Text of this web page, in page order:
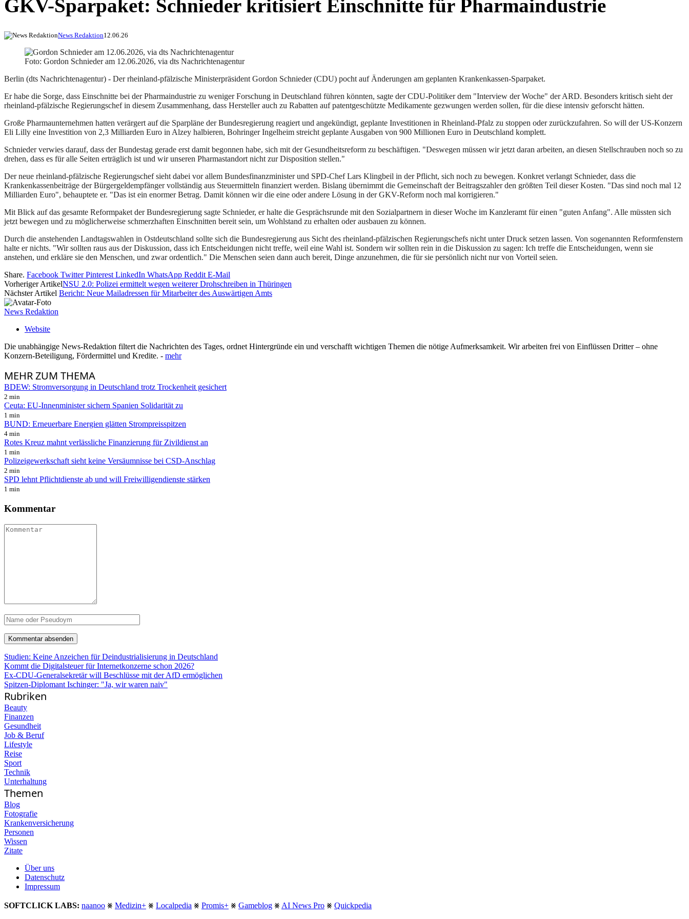
GKV-Sparpaket: Schnieder kritisiert Einschnitte für Pharmaindustrie
News Redaktion12.06.26
Foto: Gordon Schnieder am 12.06.2026, via dts Nachrichtenagentur
Berlin (dts Nachrichtenagentur) - Der rheinland-pfälzische Ministerpräsident Gordon Schnieder (CDU) pocht auf Änderungen am geplanten Krankenkassen-Sparpaket.
Er habe die Sorge, dass Einschnitte bei der Pharmaindustrie zu weniger Forschung in Deutschland führen könnten, sagte der CDU-Politiker dem "Interview der Woche" der ARD. Besonders kritisch sieht der
rheinland-pfälzische Regierungschef in diesem Zusammenhang, dass Hersteller auch zu Rabatten auf patentgeschützte Medikamente gezwungen werden sollen, für die diese intensiv geforscht hätten.
Große Pharmaunternehmen hatten verärgert auf die Sparpläne der Bundesregierung reagiert und angekündigt, geplante Investitionen in Rheinland-Pfalz zu stoppen oder zurückzufahren. So will der US-Konzern
Eli Lilly eine Investition von 2,3 Milliarden Euro in Alzey halbieren, Bohringer Ingelheim streicht geplante Ausgaben von 900 Millionen Euro in Deutschland komplett.
Schnieder verwies darauf, dass der Bundestag gerade erst damit begonnen habe, sich mit der Gesundheitsreform zu beschäftigen. "Deswegen müssen wir jetzt daran arbeiten, an diesen Stellschrauben noch so zu
drehen, dass es für alle Seiten erträglich ist und wir unseren Pharmastandort nicht zur Disposition stellen."
Der neue rheinland-pfälzische Regierungschef sieht dabei vor allem Bundesfinanzminister und SPD-Chef Lars Klingbeil in der Pflicht, sich noch zu bewegen. Konkret verlangt Schnieder, dass die
Krankenkassenbeiträge der Bürgergeldempfänger vollständig aus Steuermitteln finanziert werden. Bislang übernimmt die Gemeinschaft der Beitragszahler den größten Teil dieser Kosten. "Das sind noch mal 12
Milliarden Euro", behauptete er. "Das ist ein enormer Betrag. Damit können wir die eine oder andere Lösung in der GKV-Reform noch mal korrigieren."
Mit Blick auf das gesamte Reformpaket der Bundesregierung sagte Schnieder, er halte die Gesprächsrunde mit den Sozialpartnern in dieser Woche im Kanzleramt für einen "guten Anfang". Alle müssten sich
jetzt bewegen und zu möglicherweise schmerzhaften Einschnitten bereit sein, um Wohlstand zu erhalten oder ausbauen zu können.
Durch die anstehenden Landtagswahlen in Ostdeutschland sollte sich die Bundesregierung aus Sicht des rheinland-pfälzischen Regierungschefs nicht unter Druck setzen lassen. Von sogenannten Reformfenstern
halte er nichts. "Wir sollten raus aus der Diskussion, dass ich Entscheidungen nicht treffe, weil eine Wahl ist. Sondern wir sollten rein in die Diskussion zu sagen: Ich treffe die Entscheidungen, wenn sie
anstehen, und erkläre sie den Menschen, und zwar ordentlich." Die Menschen seien dann auch bereit, Dinge anzunehmen, die für sie persönlich nicht nur von Vorteil seien.
Share. Facebook Twitter Pinterest LinkedIn WhatsApp Reddit E-Mail
Vorheriger ArtikelNSU 2.0: Polizei ermittelt wegen weiterer Drohschreiben in Thüringen
Nächster Artikel Bericht: Neue Mailadressen für Mitarbeiter des Auswärtigen Amts
News Redaktion
Website
Die unabhängige News-Redaktion filtert die Nachrichten des Tages, ordnet Hintergründe ein und verschafft wichtigen Themen die nötige Aufmerksamkeit. Wir arbeiten frei von Einflüssen Dritter – ohne
Konzern-Beteiligung, Fördermittel und Kredite. - mehr
MEHRZUM THEMA
BDEW: Stromversorgung in Deutschland trotz Trockenheit gesichert
2 min
Ceuta: EU-Innenminister sichern Spanien Solidarität zu
1 min
BUND: Erneuerbare Energien glätten Strompreisspitzen
4 min
Rotes Kreuz mahnt verlässliche Finanzierung für Zivildienst an
1 min
Polizeigewerkschaft sieht keine Versäumnisse bei CSD-Anschlag
2 min
SPD lehnt Pflichtdienste ab und will Freiwilligendienste stärken
1 min
Kommentar
Studien: Keine Anzeichen für Deindustrialisierung in Deutschland
Kommt die Digitalsteuer für Internetkonzerne schon 2026?
Ex-CDU-Generalsekretär will Beschlüsse mit der AfD ermöglichen
Spitzen-Diplomant Ischinger: "Ja, wir waren naiv"
Rubriken
Beauty
Finanzen
Gesundheit
Job & Beruf
Lifestyle
Reise
Sport
Technik
Unterhaltung
Themen
Blog
Fotografie
Krankenversicherung
Personen
Wissen
Zitate
Über uns
Datenschutz
Impressum
SOFTCLICK LABS: naanoo ⨳ Medizin+ ⨳ Localpedia ⨳ Promis+ ⨳ Gameblog ⨳ AI News Pro ⨳ Quickpedia